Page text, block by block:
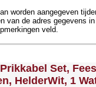
worden aangegeven
van de adres gegevens in
veld.
--><!-- MakeFullWidth4 --><!-- MakeFullWidth5 --><!-- MakeFullWidth6 --><!-- MakeFullWidth7 --><!-- MakeFullWidth8 --><!-- MakeFullWidth9 --><!-- MakeFullWidth10 --><!-- MakeFullWidth11 --><!-- MakeFullWidth12 --><!-- MakeFullWidth13 --><!-- MakeFullWidth14 --><!-- MakeFullWidth15 --><!--
Set,
HelderWit, 1